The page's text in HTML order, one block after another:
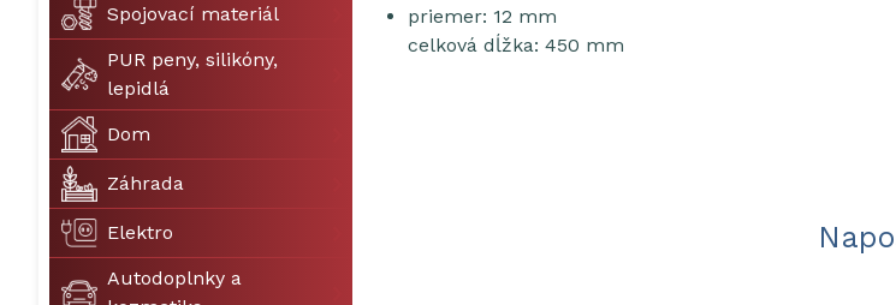
priemer: 12 mm
celková dĺžka: 450 mm
Spojovací materiál
PUR peny, silikóny,
lepidlá
Dom
Záhrada
Elektro
Autodoplnky a